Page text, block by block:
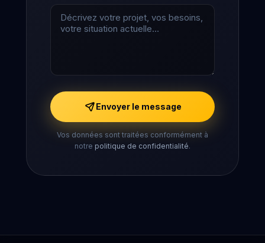
Envoyer le message
Vos données sont traitées conformément à
notre politique de confidentialité.